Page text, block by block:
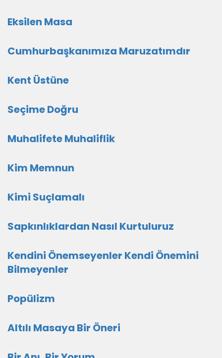
Eksilen Masa
Cumhurbaşkanımıza Maruzatımdır
Kent Üstüne
Seçime Doğru
Muhalifete Muhaliflik
Kim Memnun
Kimi Suçlamalı
Sapkınlıklardan Nasıl Kurtuluruz
Kendini Önemseyenler Kendi Önemini
Bilmeyenler
Popülizm
Altılı Masaya Bir Öneri